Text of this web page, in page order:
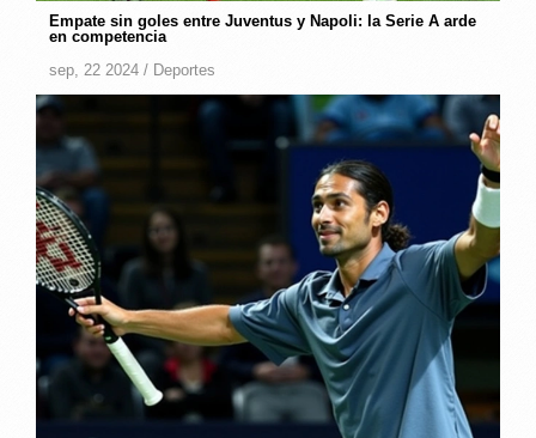
Empate sin goles entre Juventus y Napoli: la Serie A arde
en competencia
sep, 22 2024 / Deportes